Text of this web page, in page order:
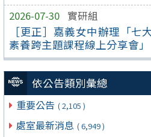
2026-07-30 實研組
［更正］嘉義女中辦理「七
素養跨主題課程線上分享會」
依公告類別彙總
重要公告 ( 2,105 )
處室最新消息 ( 6,949 )